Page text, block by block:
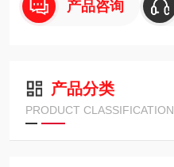
产品咨询
产品分类
PRODUCT CLASSIFICATION